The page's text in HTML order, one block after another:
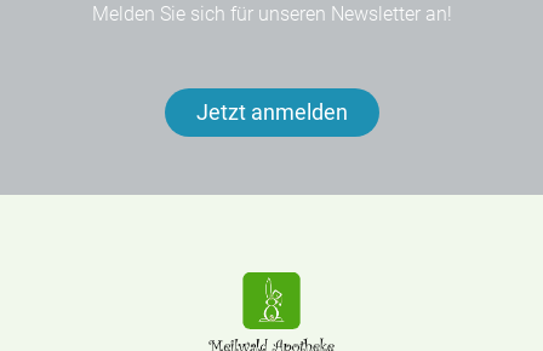
Melden Sie sich für unseren Newsletter an!
Jetzt anmelden